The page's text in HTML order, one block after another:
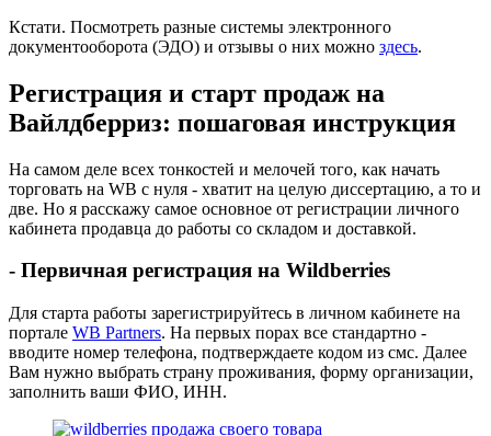
Кстати. Посмотреть разные системы электронного
документооборота (ЭДО) и отзывы о них можно здесь.
Регистрация и старт продаж на
Вайлдберриз: пошаговая инструкция
На самом деле всех тонкостей и мелочей того, как начать
торговать на WB с нуля - хватит на целую диссертацию, а то и
две. Но я расскажу самое основное от регистрации личного
кабинета продавца до работы со складом и доставкой.
- Первичная регистрация на Wildberries
Для старта работы зарегистрируйтесь в личном кабинете на
портале WB Partners. На первых порах все стандартно -
вводите номер телефона, подтверждаете кодом из смс. Далее
Вам нужно выбрать страну проживания, форму организации,
заполнить ваши ФИО, ИНН.